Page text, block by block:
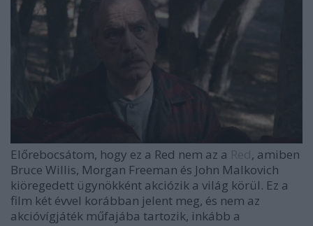
Előrebocsátom, hogy ez a Red nem az a
, amiben
Bruce Willis, Morgan Freeman és John Malkovich
kiöregedett ügynökként akciózik a világ körül. Ez a
film két évvel korábban jelent meg, és nem az
akcióvígjáték műfajába tartozik, inkább a